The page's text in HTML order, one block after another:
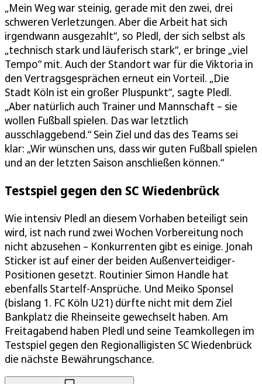
„Mein Weg war steinig, gerade mit den zwei, drei
schweren Verletzungen. Aber die Arbeit hat sich
irgendwann ausgezahlt“, so Pledl, der sich selbst als
„technisch stark und läuferisch stark“, er bringe „viel
Tempo“ mit. Auch der Standort war für die Viktoria in
den Vertragsgesprächen erneut ein Vorteil. „Die
Stadt Köln ist ein großer Pluspunkt“, sagte Pledl.
„Aber natürlich auch Trainer und Mannschaft – sie
wollen Fußball spielen. Das war letztlich
ausschlaggebend.“ Sein Ziel und das des Teams sei
klar: „Wir wünschen uns, dass wir guten Fußball spielen
und an der letzten Saison anschließen können.“
Testspiel gegen den SC Wiedenbrück
Wie intensiv Pledl an diesem Vorhaben beteiligt sein
wird, ist nach rund zwei Wochen Vorbereitung noch
nicht abzusehen – Konkurrenten gibt es einige. Jonah
Sticker ist auf einer der beiden Außenverteidiger-
Positionen gesetzt. Routinier Simon Handle hat
ebenfalls Startelf-Ansprüche. Und Meiko Sponsel
(bislang 1. FC Köln U21) dürfte nicht mit dem Ziel
Bankplatz die Rheinseite gewechselt haben. Am
Freitagabend haben Pledl und seine Teamkollegen im
Testspiel gegen den Regionalligisten SC Wiedenbrück
die nächste Bewährungschance.